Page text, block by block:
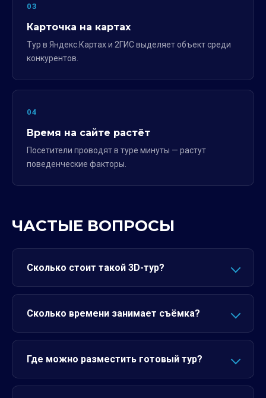
03
Карточка на картах
Тур в Яндекс.Картах и 2ГИС выделяет объект среди
конкурентов.
04
Время на сайте растёт
Посетители проводят в туре минуты — растут
поведенческие факторы.
ЧАСТЫЕ ВОПРОСЫ
Сколько стоит такой 3D-тур?
Сколько времени занимает съёмка?
Где можно разместить готовый тур?